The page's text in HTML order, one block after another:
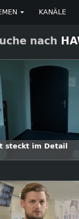
KANÄLE
nach
steckt im Detail